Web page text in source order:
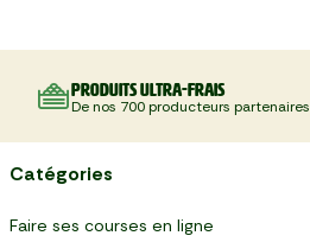
Produits ultra-frais
De nos 700 producteurs partenaires
Catégories
Faire ses courses en ligne